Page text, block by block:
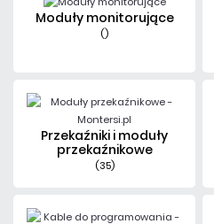
Moduły monitorujące
()
Przekaźniki i moduły
przekaźnikowe
(35)